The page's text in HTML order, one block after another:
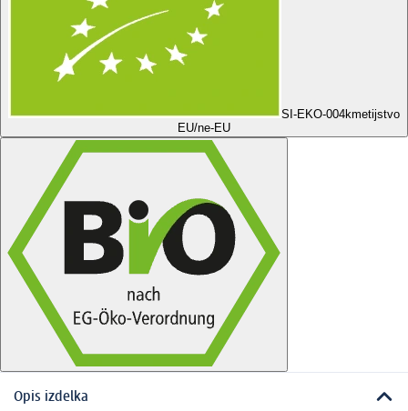
SI-EKO-004kmetijstvo
EU/ne-EU
Opis izdelka